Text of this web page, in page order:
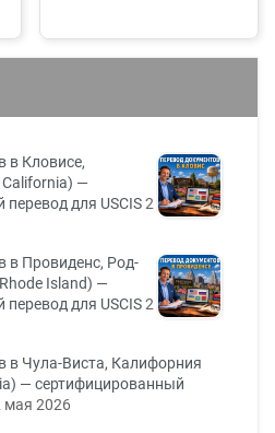
в Кловисе,
—
для USCIS2
в Провиденс, Род-
Island) —
для USCIS2
в Чула-Виста, Калифорния
— сертифицированный
мая 2026